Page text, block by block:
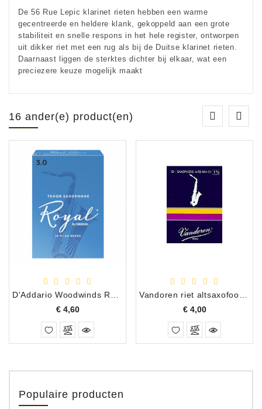
De56 Rue Lepic klarinet rieten hebben een warme
gecentreerde en heldere klank, gekoppeld aan een grote
stabiliteit en snelle respons in het hele register, ontworpen
uit dikker riet met een rug als bij de Duitse klarinet rieten.
Daarnaast liggen de sterktes dichter bij elkaar, wat een
preciezere keuze mogelijk maakt
16 ander(e) product(en)
€ 4,60Prijs
€ 4,00Prijs
Populaire producten